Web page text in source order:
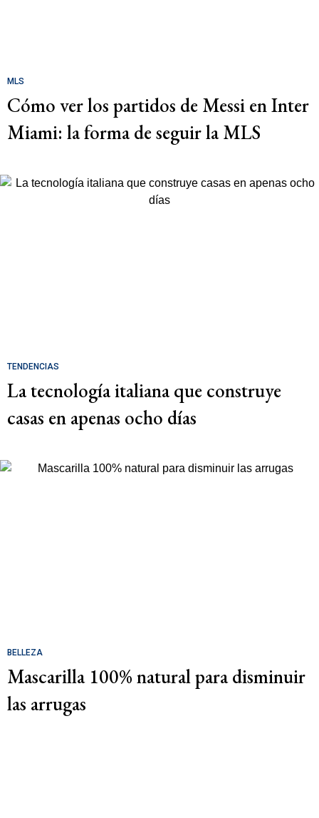
MLS
Cómo ver los partidos de Messi en Inter
Miami: la forma de seguir la MLS
TENDENCIAS
La tecnología italiana que construye
casas en apenas ocho días
BELLEZA
Mascarilla 100% natural para disminuir
las arrugas